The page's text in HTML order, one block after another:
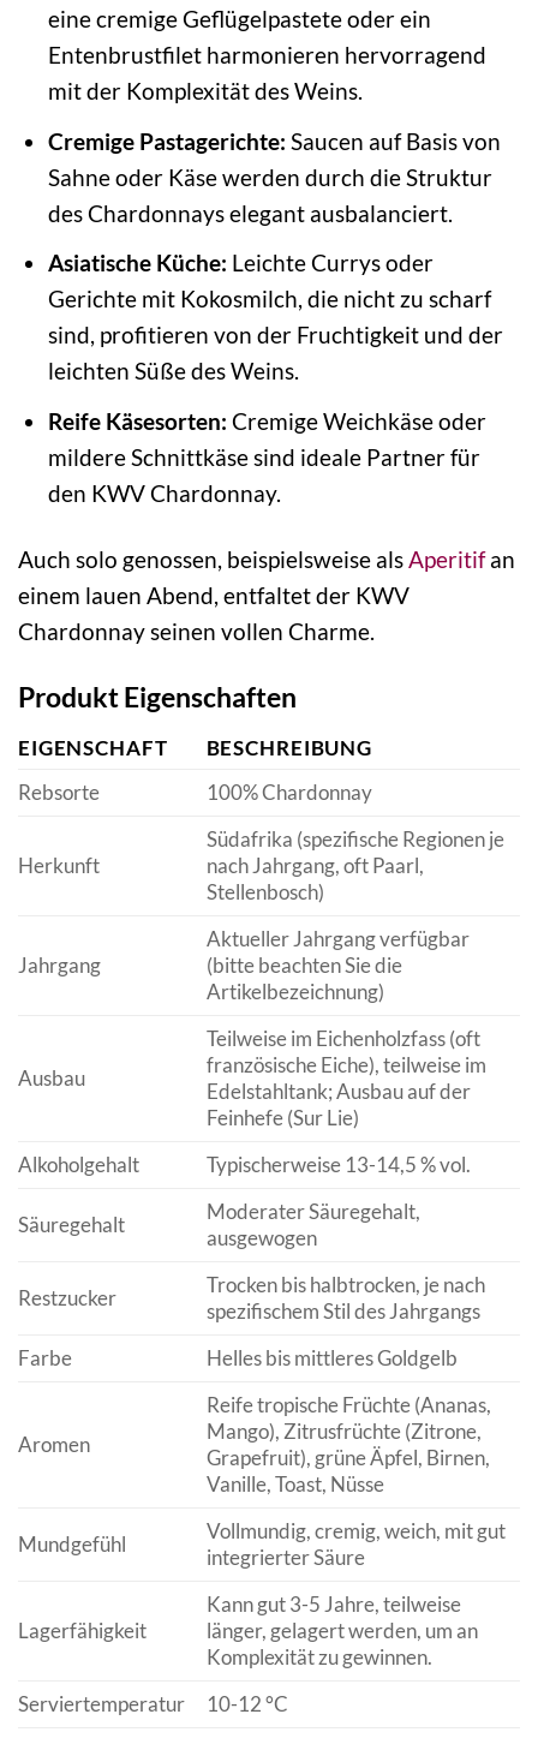
eine cremige Geflügelpastete oder ein
Entenbrustfilet harmonieren hervorragend
mit der Komplexität des Weins.
Cremige Pastagerichte: Saucen auf Basis von
Sahne oder Käse werden durch die Struktur
des Chardonnays elegant ausbalanciert.
Asiatische Küche: Leichte Currys oder
Gerichte mit Kokosmilch, die nicht zu scharf
sind, profitieren von der Fruchtigkeit und der
leichten Süße des Weins.
Reife Käsesorten: Cremige Weichkäse oder
mildere Schnittkäse sind ideale Partner für
den KWV Chardonnay.
Auch solo genossen, beispielsweise alsAperitifan
einem lauen Abend, entfaltet der KWV
Chardonnay seinen vollen Charme.
Produkt Eigenschaften
EIGENSCHAFT
BESCHREIBUNG
Rebsorte
100% Chardonnay
Herkunft
Südafrika (spezifische Regionen je
nach Jahrgang, oft Paarl,
Stellenbosch)
Jahrgang
Aktueller Jahrgang verfügbar
(bitte beachten Sie die
Artikelbezeichnung)
Ausbau
Teilweise im Eichenholzfass (oft
französische Eiche), teilweise im
Edelstahltank; Ausbau auf der
Feinhefe (Sur Lie)
Alkoholgehalt
Typischerweise 13-14,5 % vol.
Säuregehalt
Moderater Säuregehalt,
ausgewogen
Restzucker
Trocken bis halbtrocken, je nach
spezifischem Stil des Jahrgangs
Farbe
Helles bis mittleres Goldgelb
Aromen
Reife tropische Früchte (Ananas,
Mango), Zitrusfrüchte (Zitrone,
Grapefruit), grüne Äpfel, Birnen,
Vanille, Toast, Nüsse
Mundgefühl
Vollmundig, cremig, weich, mit gut
integrierter Säure
Lagerfähigkeit
Kann gut 3-5 Jahre, teilweise
länger, gelagert werden, um an
Komplexität zu gewinnen.
Serviertemperatur
10-12 °C